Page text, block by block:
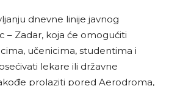
dnevne linije javnog
– Zadar, koja će omogućiti
učenicima, studentima i
lekare ili državne
prolaziti pored Aerodroma,